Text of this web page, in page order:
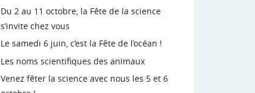
Du 2 au 11 octobre, la Fête de la science
s’invite chez vous
Le samedi 6 juin, c’est la Fête de l’océan !
Les noms scientifiques des animaux
Venez fêter la science avec nous les 5 et 6